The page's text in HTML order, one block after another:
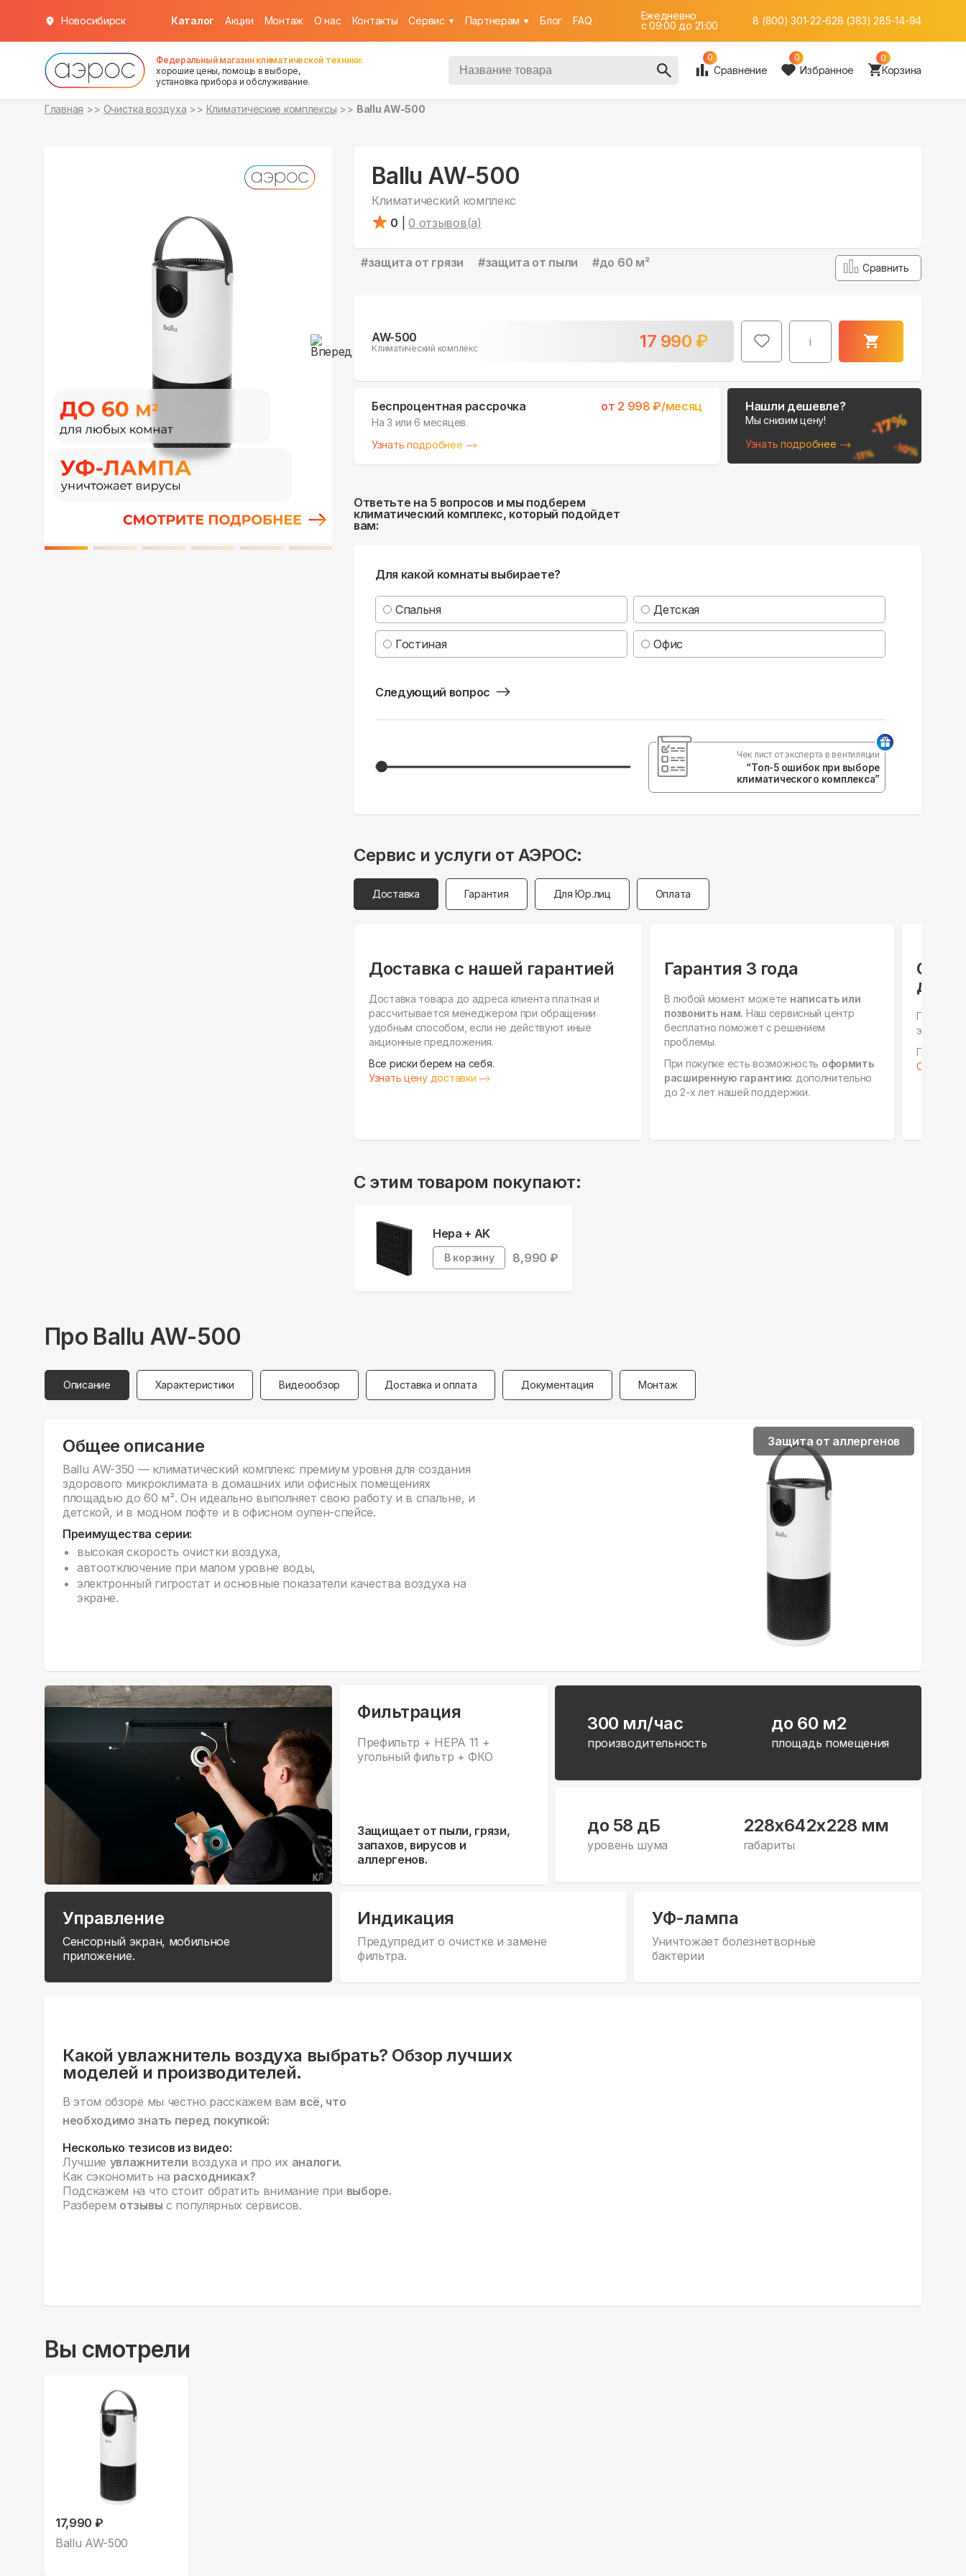
Новосибирск Каталог Акции Монтаж О нас Контакты Cервис Партнерам Блог FAQ
Ежедневно
c 09:00 до 21:00
8 (800) 301-22-628 (383) 285-14-94
Федеральный магазин климатической техники:
хорошие цены, помощь в выборе,
установка прибора и обслуживание.
0
Сравнение
0
Избранное
0
Корзина
Главная Очистка воздуха Климатические комплексы Ballu AW-500
Ballu AW-500
Климатический комплекс
0
0 отзывов(а)
#защита от грязи #защита от пыли #до 60 м² Сравнить
AW-500
Климатический комплекс 17 990 ₽ i
в наличии
Беспроцентная рассрочка от 2 998 ₽/месяц
На 3 или 6 месяцев.
Узнать подробнее
Нашли дешевле?
Мы снизим цену!
Узнать подробнее
Ответьте на 5 вопросов и мы подберем
климатический комплекс, который подойдет
вам:
Для какой комнаты выбираете?
Спальня Детская
Гостиная Офис
Следующий вопрос
Чек лист от эксперта в вентиляции
“Топ-5 ошибок при выборе
климатического комплекса”
Сервис и услуги от АЭРОС:
Доставка Гарантия Для Юр.лиц Оплата
Доставка с нашей гарантией
Доставка товара до адреса клиента платная и
рассчитывается менеджером при обращении
удобным способом, если не действуют иные
акционные предложения.
Все риски берем на себя.
Узнать цену доставки
Гарантия 3 года
В любой момент можете написать или
позвонить нам. Наш сервисный центр
бесплатно поможет с решением
проблемы.
При покупке есть возможность оформить
расширенную гарантию: дополнительно
до 2-х лет нашей поддержки.
для
этапах,
Готовы к
С этим товаром покупают:
Hepa + AK
В корзину 8,990 ₽
Про Ballu AW-500
Описание Характеристики Видеообзор Доставка и оплата Документация Монтаж
Общее описание
Ballu AW-350 — климатический комплекс премиум уровня для создания
здорового микроклимата в домашних или офисных помещениях
площадью до 60 м². Он идеально выполняет свою работу и в спальне, и
детской, и в модном лофте и в офисном оупен-спейсе.
Преимущества серии:
высокая скорость очистки воздуха,
автоотключение при малом уровне воды,
электронный гигростат и основные показатели качества воздуха на
экране.
Защита от аллергенов
Фильтрация
Префильтр + HEPA 11 +
угольный фильтр + ФКО
Защищает от пыли, грязи,
запахов, вирусов и
аллергенов.
300 мл/час
производительность
до 60 м2
площадь помещения
до 58 дБ
уровень шума
228x642x228 мм
габариты
Управление
Сенсорный экран, мобильное
приложение.
Индикация
Предупредит о очистке и замене
фильтра.
УФ-лампа
Уничтожает болезнетворные
бактерии
Какой увлажнитель воздуха выбрать? Обзор лучших
моделей и производителей.
В этом обзоре мы честно расскажем вам всё, что
необходимо знать перед покупкой:
Несколько тезисов из видео:
Лучшие увлажнители воздуха и про их аналоги.
Как сэкономить на расходниках?
Подскажем на что стоит обратить внимание при выборе.
Разберем отзывы с популярных сервисов.
Вы смотрели
17,990 ₽
Ballu AW-500